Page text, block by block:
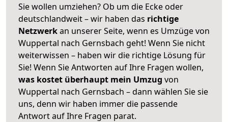
Sie wollen umziehen? Ob um die Ecke oder
deutschlandweit – wir haben das richtige
Netzwerkan unserer Seite, wenn es Umzüge von
Wuppertal nach Gernsbach geht! Wenn Sie nicht
weiterwissen – haben wir die richtige Lösung für
Sie! Wenn Sie Antworten auf Ihre Fragen wollen,
was kostet überhaupt mein Umzug von
Wuppertal nach Gernsbach – dann wählen Sie sie
uns, denn wir haben immer die passende
Antwort auf Ihre Fragen parat.